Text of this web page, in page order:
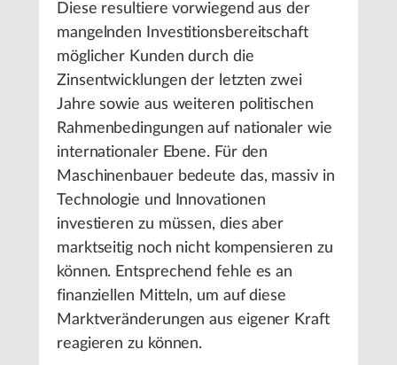
Diese resultiere vorwiegend aus der
mangelnden Investitionsbereitschaft
möglicher Kunden durch die
Zinsentwicklungen der letzten zwei
Jahre sowie aus weiteren politischen
Rahmenbedingungen auf nationaler wie
internationaler Ebene. Für den
Maschinenbauer bedeute das, massiv in
Technologie und Innovationen
investieren zu müssen, dies aber
marktseitig noch nicht kompensieren zu
können. Entsprechend fehle es an
finanziellen Mitteln, um auf diese
Marktveränderungen aus eigener Kraft
reagieren zu können.